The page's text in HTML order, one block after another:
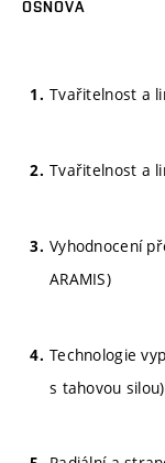
OSNOVA
Tvařitelnost a
Tvařitelnost a
Vyhodnocení
ARAMIS)
Technologie
s tahovou silou)